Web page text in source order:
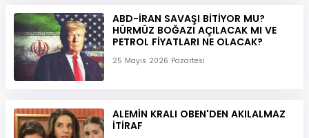
ABD-İRAN SAVAŞI BİTİYOR MU?
HÜRMÜZ BOĞAZI AÇILACAK MI VE
PETROL FİYATLARI NE OLACAK?
25 Mayıs 2026 Pazartesi
ALEMİN KRALI OBEN'DEN AKILALMAZ
İTİRAF